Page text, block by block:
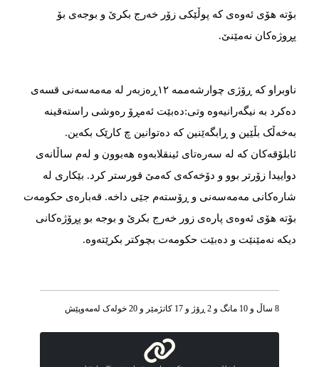
بۆتە هۆی ئەوەی کە پوڵێکی زۆر خەرج بکرێ و بوجەی بۆ
پڕوژەکان نەمێنێ.
ناوبراو کە ڕۆژی چوارشەممە ۱۲ڕەزبەر لە مەمەسەنی قسەی
دەکرد بە نیگەرانیەوە وتی:دەبێت ئەمڕۆ رەوشی راستەقینە
بەخەڵک بڵێین و ڕابگەێنین کە دەتوانین چ کارێک بکەین.
ئابلۆقەکان کە لە سەرەتای ئینقلابەوە هەبوون و لەم ساڵانەی
دواییدا زۆرتر بوو و دۆخەکەی کەمێ‌ قورستر کرد. بێکاری لە
شارەکانی مەمەسەنی و ڕۆستەم جێی داخە. قەبارەی حکومەت
بۆتە هۆی ئەوەی پارەی زور خەرج بکرێ و بوجە بو پڕۆژەکانی
دیکە نەمێنێت و دەبێت حکومەت بچوکتر بکرێتەوە.
8 ساڵ و 10 مانگ و 2 ڕۆژ و 17 کاتژمێر و 20 خوله‌ک له‌مه‌وپێش‌